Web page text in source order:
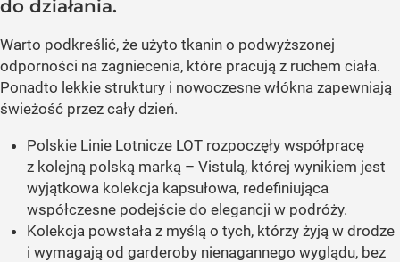
do działania.
Warto podkreślić, że użyto tkanin o podwyższonej
odporności na zagniecenia, które pracują z ruchem ciała.
Ponadto lekkie struktury i nowoczesne włókna zapewniają
świeżość przez cały dzień.
Polskie Linie Lotnicze LOT rozpoczęły współpracę
z kolejną polską marką – Vistulą, której wynikiem jest
wyjątkowa kolekcja kapsułowa, redefiniująca
współczesne podejście do elegancji w podróży.
Kolekcja powstała z myślą o tych, którzy żyją w drodze
i wymagają od garderoby nienagannego wyglądu, bez